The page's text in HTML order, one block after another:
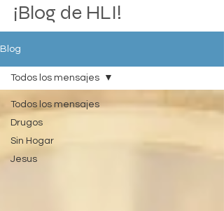
¡Blog de HLI!
Blog
Todos los mensajes
Drugos
Sin Hogar
Jesus
Todos los mensajes